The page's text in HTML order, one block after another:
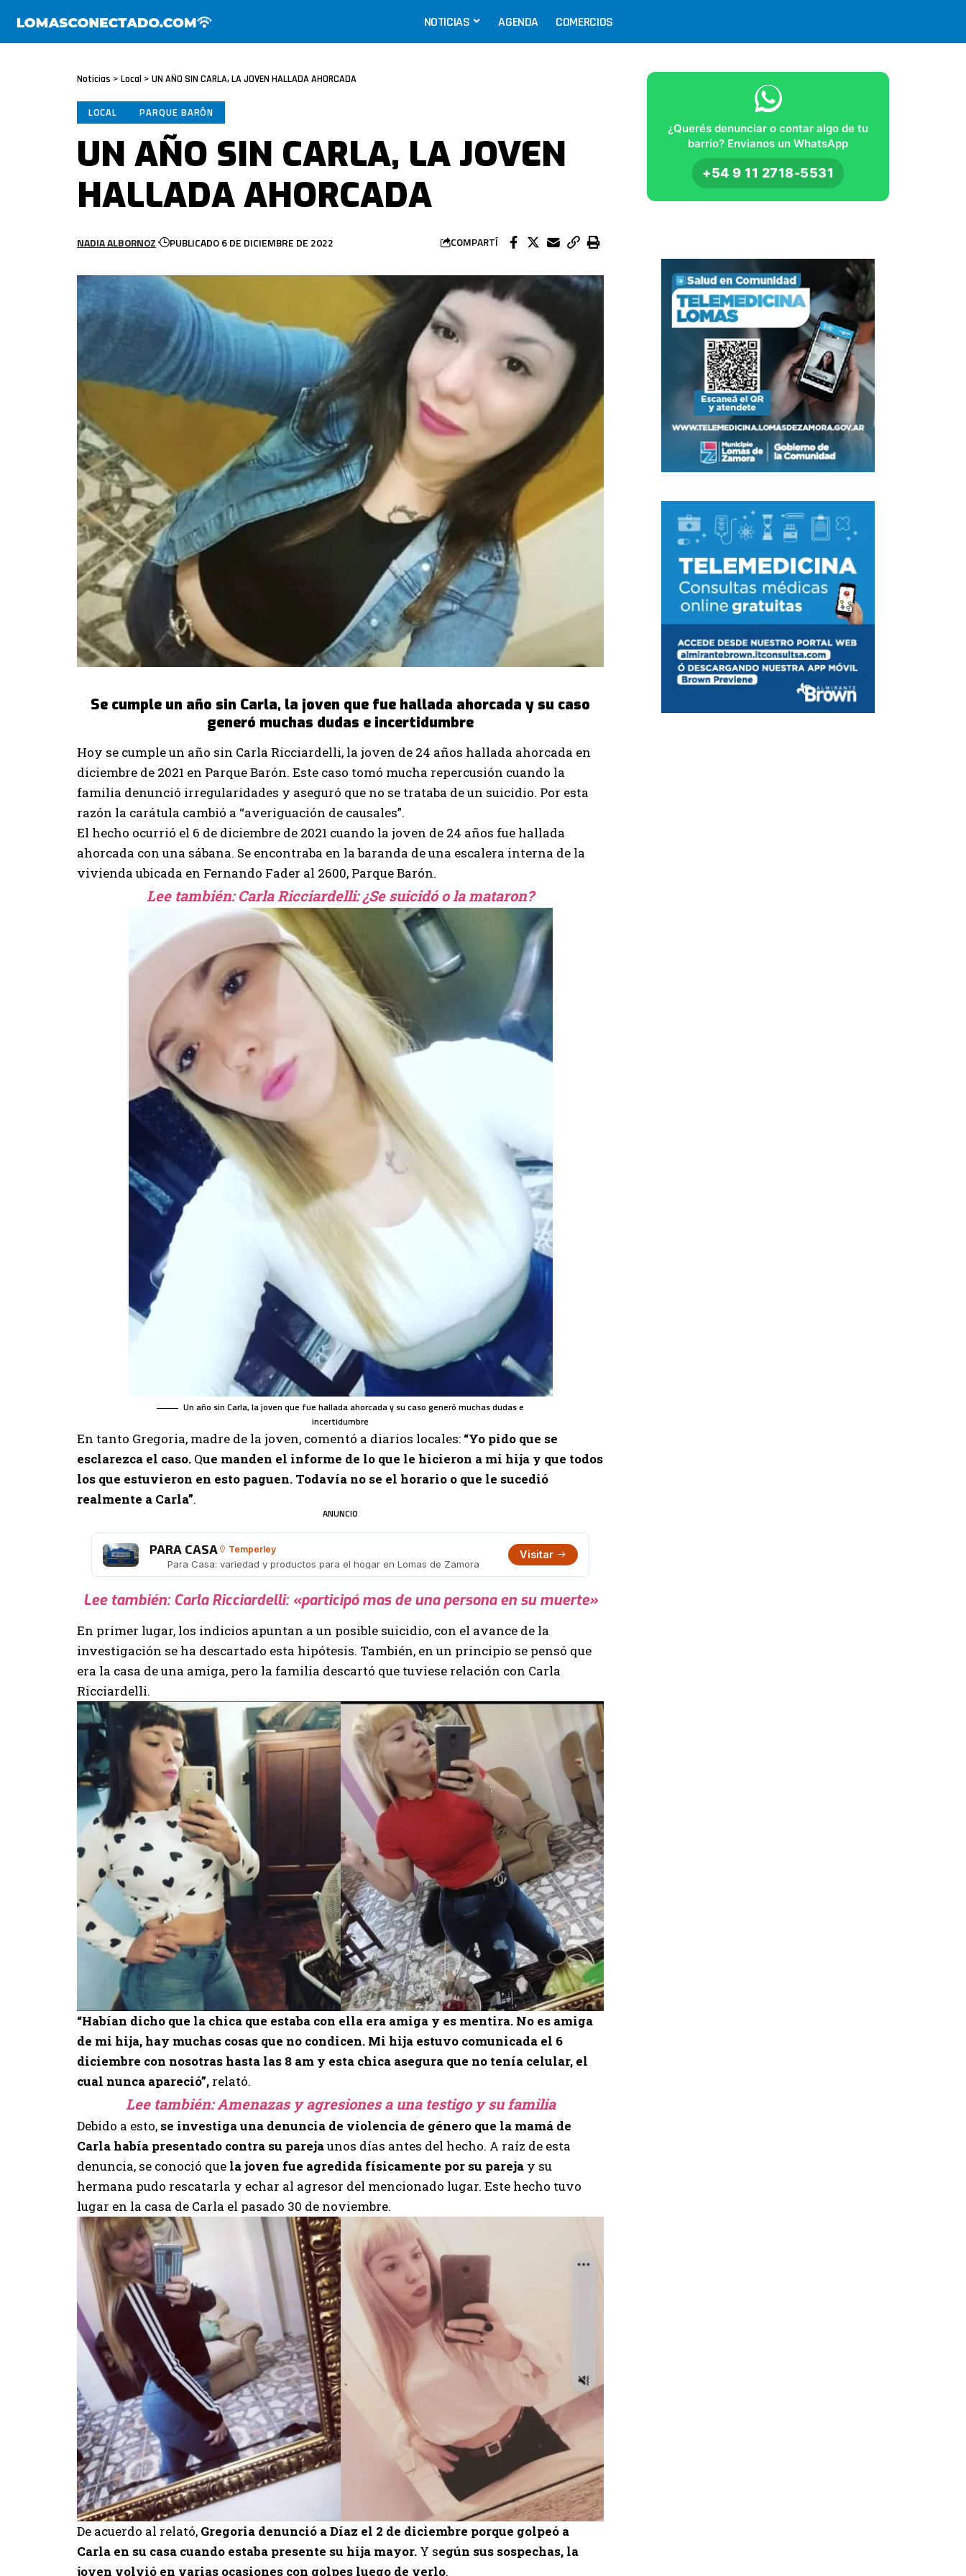
NOTICIAS AGENDA COMERCIOS
Noticias > Local > UN AÑO SIN CARLA, LA JOVEN HALLADA AHORCADA
LOCAL PARQUE BARÓN
UN AÑO SIN CARLA, LA JOVEN
HALLADA AHORCADA
NADIA ALBORNOZ PUBLICADO 6 DE DICIEMBRE DE 2022 COMPARTÍ
Se cumple un año sin Carla, la joven que fue hallada ahorcada y su caso
generó muchas dudas e incertidumbre
Hoy se cumple un año sin Carla Ricciardelli, la joven de 24 años hallada ahorcada en
diciembre de 2021 en Parque Barón. Este caso tomó mucha repercusión cuando la
familia denunció irregularidades y aseguró que no se trataba de un suicidio. Por esta
razón la carátula cambió a “averiguación de causales”.
El hecho ocurrió el 6 de diciembre de 2021 cuando la joven de 24 años fue hallada
ahorcada con una sábana. Se encontraba en la baranda de una escalera interna de la
vivienda ubicada en Fernando Fader al 2600, Parque Barón.
Lee también:Carla Ricciardelli: ¿Se suicidó o la mataron?
Un año sin Carla, la joven que fue hallada ahorcada y su caso generó muchas dudas e
incertidumbre
En tanto Gregoria, madre de la joven, comentó a diarios locales: “Yo pido que se
esclarezca el caso. Que manden el informe de lo que le hicieron a mi hija y que todos
los que estuvieron en esto paguen. Todavía no se el horario o que le sucedió
realmente a Carla”.
ANUNCIO
PARA CASA Temperley
Para Casa: variedad y productos para el hogar en Lomas de Zamora
Visitar
Lee también: Carla Ricciardelli: «participó mas de una persona en su muerte»
En primer lugar, los indicios apuntan a un posible suicidio, con el avance de la
investigación se ha descartado esta hipótesis. También, en un principio se pensó que
era la casa de una amiga, pero la familia descartó que tuviese relación con Carla
Ricciardelli.
“Habían dicho que la chica que estaba con ella era amiga y es mentira. No es amiga
de mi hija, hay muchas cosas que no condicen. Mi hija estuvo comunicada el 6
diciembre con nosotras hasta las 8 am y esta chica asegura que no tenía celular, el
cual nunca apareció”, relató.
Lee también:Amenazas y agresiones a una testigo y su familia
Debido a esto, se investiga una denuncia de violencia de género que la mamá de
Carla había presentado contra su parejaunos días antes del hecho. A raíz de esta
denuncia, se conoció que la joven fue agredida físicamente por su pareja y su
hermana pudo rescatarla y echar al agresor del mencionado lugar. Este hecho tuvo
lugar en la casa de Carla el pasado 30 de noviembre.
De acuerdo al relató, Gregoria denunció a Díaz el 2 de diciembre porque golpeó a
Carla en su casa cuando estaba presente su hija mayor. Y según sus sospechas, la
joven volvió en varias ocasiones con golpes luego de verlo.
¿Querés denunciar o contar algo de tu
barrio? Envianos un WhatsApp
+54 9 11 2718-5531